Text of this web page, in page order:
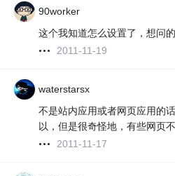
90worker
这个我知道怎么设置了，想问
2011-11-19
waterstarsx
不是站内应用或者网页应用的
以，但是很奇怪地，有些网页不
2011-11-17